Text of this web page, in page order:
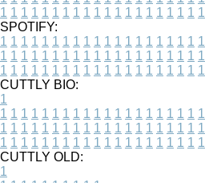
1 1 1 1 1 1 1 1 1 1 1 1 1 1 1 1 1 1 1 1
SPOTIFY:
1 1 1 1 1 1 1 1 1 1 1 1 1 1 1 1 1 1 1 1
1 1 1 1 1 1 1 1 1 1 1 1 1 1 1 1 1 1 1 1
1 1 1 1 1 1 1 1 1 1 1 1 1 1 1 1 1 1 1 1
CUTTLY BIO:
1
1 1 1 1 1 1 1 1 1 1 1 1 1 1 1 1 1 1 1 1
1 1 1 1 1 1 1 1 1 1 1 1 1 1 1 1 1 1 1 1
1 1 1 1 1 1 1 1 1 1 1 1 1 1 1 1 1 1 1 1
CUTTLY OLD:
1